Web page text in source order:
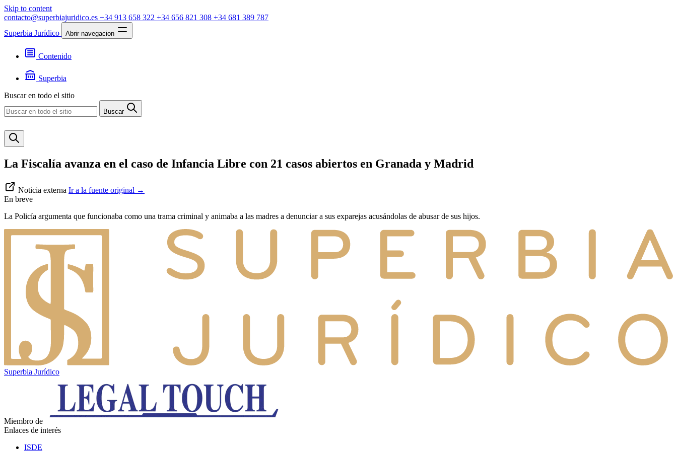
Skip to content
contacto@superbiajuridico.es +34 913 658 322 +34 656 821 308 +34 681 389 787
Superbia Jurídico
Abrir navegacion
Contenido
Jurisprudencia
Noticias
Superbia
Contacto
Buscar en todo el sitio
Buscar
La Fiscalía avanza en el caso de Infancia Libre con 21 casos abiertos en Granada y Madrid
Noticia externa Ir a la fuente original →
En breve
La Policía argumenta que funcionaba como una trama criminal y animaba a las madres a denunciar a sus exparejas acusándolas de abusar de sus hijos.
Superbia Jurídico
Miembro de
Enlaces de interés
ISDE